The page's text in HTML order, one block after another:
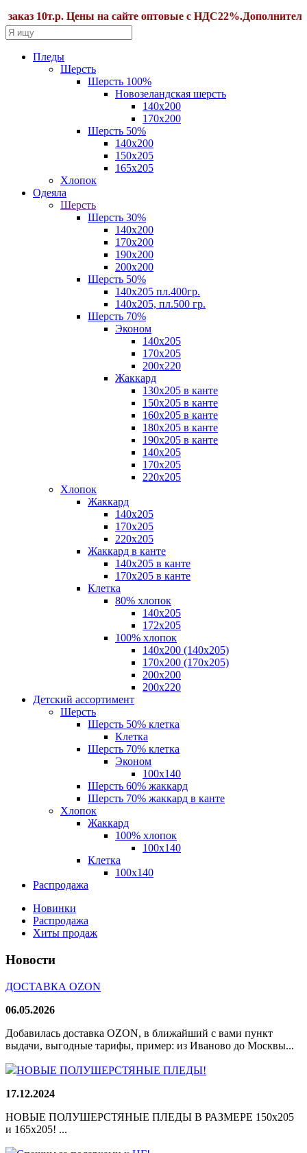
Цены на сайте оптовые с НДС22%.Дополнительные
Пледы
Шерсть
Шерсть 100%
Новозеландская шерсть
140х200
170x200
Шерсть 50%
140x200
150х205
165х205
Хлопок
Одеяла
Шерсть
Шерсть 30%
140х200
170х200
190х200
200х200
Шерсть 50%
140х205 пл.400гр.
140х205, пл.500 гр.
Шерсть 70%
Эконом
140х205
170х205
200х220
Жаккард
130х205 в канте
150х205 в канте
160х205 в канте
180х205 в канте
190х205 в канте
140х205
170х205
220х205
Хлопок
Жаккард
140x205
170х205
220х205
Жаккард в канте
140х205 в канте
170х205 в канте
Клетка
80% хлопок
140x205
172х205
100% хлопок
140x200 (140х205)
170x200 (170х205)
200х200
200х220
Детский ассортимент
Шерсть
Шерсть 50% клетка
Клетка
Шерсть 70% клетка
Эконом
100x140
Шерсть 60% жаккард
Шерсть 70% жаккард в канте
Хлопок
Жаккард
100% хлопок
100x140
Клетка
100х140
Распродажа
Новинки
Распродажа
Хиты продаж
Новости
ДОСТАВКА OZON
06.05.2026
Добавилась доставка OZON, в ближайший с вами пункт
выдачи, выгодные тарифы, пример: из Иваново до Москвы...
НОВЫЕ ПОЛУШЕРСТЯНЫЕ ПЛЕДЫ!
17.12.2024
НОВЫЕ ПОЛУШЕРСТЯНЫЕ ПЛЕДЫ В РАЗМЕРЕ 150х205
и 165х205! ...